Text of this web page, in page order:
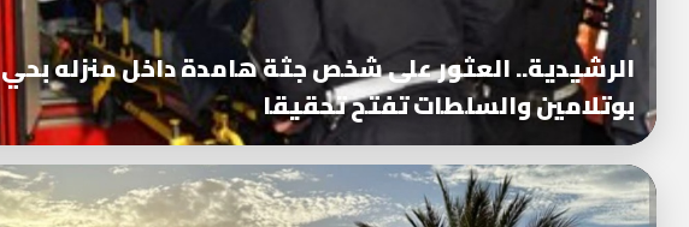
الرشيدية.. العثور على شخص جثة هامدة داخل منزله بحي
بوتلامين والسلطات تفتح تحقيقا